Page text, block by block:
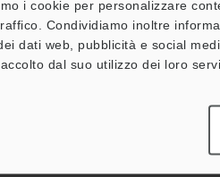
i cookie per personalizzare
Condividiamo inoltre
dati web, pubblicità e social
dal suo utilizzo dei loro
Manuale di istruzioni,
etichette di avvertenza e
50 a 2200.